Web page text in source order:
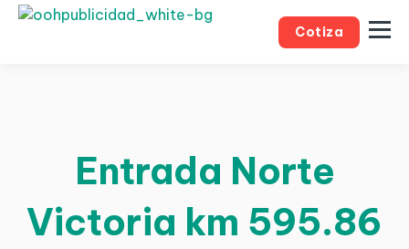
Cotiza
Entrada Norte
Victoria km 595.86